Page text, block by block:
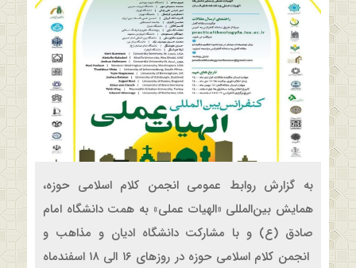
به گزارش روابط عمومی انجمن کلام اسلامی حوزه،
همایش بین‌المللی «الهیات عملی» به همت دانشگاه امام
صادق (ع) و با مشارکت دانشگاه ادیان و مذاهب و
انجمن کلام اسلامی حوزه در روزهای ۱۶ الی ۱۸ اسفندماه